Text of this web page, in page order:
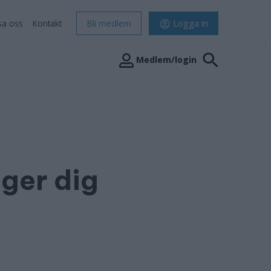
oss Kontakt Bli medlem Logga in
Medlem/login
dig